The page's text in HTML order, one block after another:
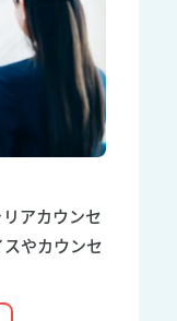
アカウンセ
やカウンセ